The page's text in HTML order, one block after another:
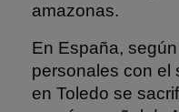
amazonas.
En España,
personales con el
en Toledo se